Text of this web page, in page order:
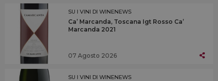
SU I VINI DI WINENEWS
Ca’ Marcanda, Toscana Igt Rosso Ca’
Marcanda 2021
07 Agosto 2026
SU I VINI DI WINENEWS